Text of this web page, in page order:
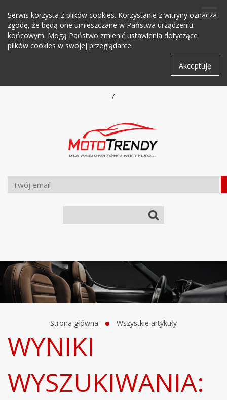
Serwis korzysta z plików cookies. Korzystanie z witryny oznacza
zgodę, że będą one umieszczane w Państwa urządzeniu
końcowym. Mogą Państwo zmienić ustawienia dotyczące
plików cookies w swojej przeglądarce.
Akceptuję
/
Strona główna Wszystkie artykuły
WYNIKI
WYSZUKIWANIA: